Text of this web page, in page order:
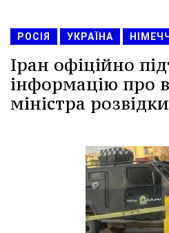
РОСІЯ УКРАЇНА
Іран офіційно
інформацію про
міністра